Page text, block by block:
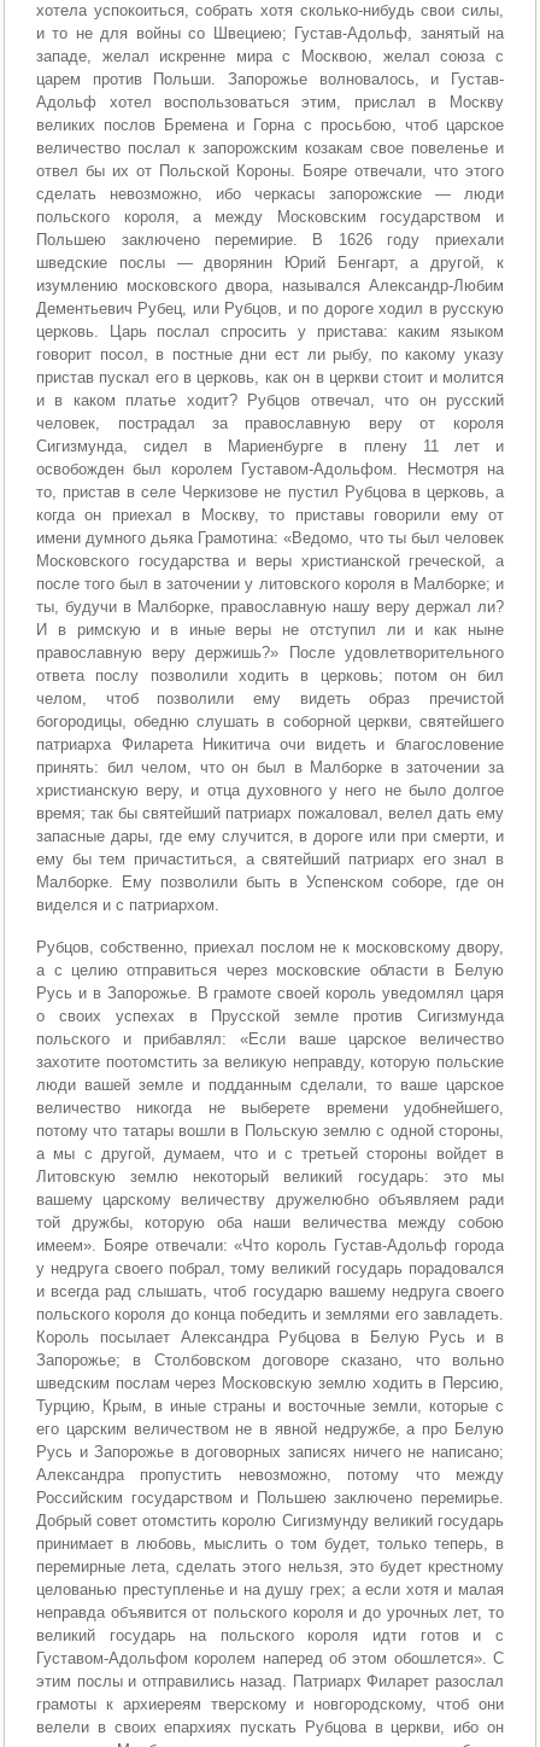
хотела успокоиться, собрать хотя сколько-нибудь свои силы,
и то не для войны со Швециею; Густав-Адольф, занятый на
западе, желал искренне мира с Москвою, желал союза с
царем против Польши. Запорожье волновалось, и Густав-
Адольф хотел воспользоваться этим, прислал в Москву
великих послов Бремена и Горна с просьбою, чтоб царское
величество послал к запорожским козакам свое повеленье и
отвел бы их от Польской Короны. Бояре отвечали, что этого
сделать невозможно, ибо черкасы запорожские — люди
польского короля, а между Московским государством и
Польшею заключено перемирие. В 1626 году приехали
шведские послы — дворянин Юрий Бенгарт, а другой, к
изумлению московского двора, назывался Александр-Любим
Дементьевич Рубец, или Рубцов, и по дороге ходил в русскую
церковь. Царь послал спросить у пристава: каким языком
говорит посол, в постные дни ест ли рыбу, по какому указу
пристав пускал его в церковь, как он в церкви стоит и молится
и в каком платье ходит? Рубцов отвечал, что он русский
человек, пострадал за православную веру от короля
Сигизмунда, сидел в Мариенбурге в плену 11 лет и
освобожден был королем Густавом-Адольфом. Несмотря на
то, пристав в селе Черкизове не пустил Рубцова в церковь, а
когда он приехал в Москву, то приставы говорили ему от
имени думного дьяка Грамотина: «Ведомо, что ты был человек
Московского государства и веры христианской греческой, а
после того был в заточении у литовского короля в Малборке; и
ты, будучи в Малборке, православную нашу веру держал ли?
И в римскую и в иные веры не отступил ли и как ныне
православную веру держишь?» После удовлетворительного
ответа послу позволили ходить в церковь; потом он бил
челом, чтоб позволили ему видеть образ пречистой
богородицы, обедню слушать в соборной церкви, святейшего
патриарха Филарета Никитича очи видеть и благословение
принять: бил челом, что он был в Малборке в заточении за
христианскую веру, и отца духовного у него не было долгое
время; так бы святейший патриарх пожаловал, велел дать ему
запасные дары, где ему случится, в дороге или при смерти, и
ему бы тем причаститься, а святейший патриарх его знал в
Малборке. Ему позволили быть в Успенском соборе, где он
виделся и с патриархом.
Рубцов, собственно, приехал послом не к московскому двору,
а с целию отправиться через московские области в Белую
Русь и в Запорожье. В грамоте своей король уведомлял царя
о своих успехах в Прусской земле против Сигизмунда
польского и прибавлял: «Если ваше царское величество
захотите поотомстить за великую неправду, которую польские
люди вашей земле и подданным сделали, то ваше царское
величество никогда не выберете времени удобнейшего,
потому что татары вошли в Польскую землю с одной стороны,
а мы с другой, думаем, что и с третьей стороны войдет в
Литовскую землю некоторый великий государь: это мы
вашему царскому величеству дружелюбно объявляем ради
той дружбы, которую оба наши величества между собою
имеем». Бояре отвечали: «Что король Густав-Адольф города
у недруга своего побрал, тому великий государь порадовался
и всегда рад слышать, чтоб государю вашему недруга своего
польского короля до конца победить и землями его завладеть.
Король посылает Александра Рубцова в Белую Русь и в
Запорожье; в Столбовском договоре сказано, что вольно
шведским послам через Московскую землю ходить в Персию,
Турцию, Крым, в иные страны и восточные земли, которые с
его царским величеством не в явной недружбе, а про Белую
Русь и Запорожье в договорных записях ничего не написано;
Александра пропустить невозможно, потому что между
Российским государством и Польшею заключено перемирье.
Добрый совет отомстить королю Сигизмунду великий государь
принимает в любовь, мыслить о том будет, только теперь, в
перемирные лета, сделать этого нельзя, это будет крестному
целованью преступленье и на душу грех; а если хотя и малая
неправда объявится от польского короля и до урочных лет, то
великий государь на польского короля идти готов и с
Густавом-Адольфом королем наперед об этом обошлется». С
этим послы и отправились назад. Патриарх Филарет разослал
грамоты к архиереям тверскому и новгородскому, чтоб они
велели в своих епархиях пускать Рубцова в церкви, ибо он